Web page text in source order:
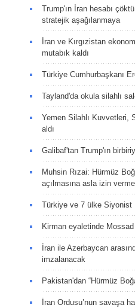
Trump'ın İran hesabı
stratejik aşağılanmaya
İran ve Kırgızistan
mutabık kaldı
Türkiye Cumhurbaşkanı
Tayland'da okula silahlı
Yemen Silahlı Kuvvetleri,
aldı
Galibaf'tan Trump'ın
Muhsin Rızai: Hürmüz
açılmasına asla izin
Türkiye ve 7 ülke Siyonist
Kirman eyaletinde Mossad
İran ile Azerbaycan
imzalanacak
Pakistan'dan “Hürmüz
İran Ordusu’nun savaşa